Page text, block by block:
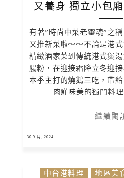
又養身 獨立小包
有著”時尚中菜老靈魂”之
又推新菜啦〜〜不論是港
精緻酒家菜到傳統港式煲
腸粉，在迎接霜降立冬迎
本季主打的燒鵝三吃，帶
肉鮮味美的獨門料
繼續閱
30 9 月, 2024
中台港料理 地區美